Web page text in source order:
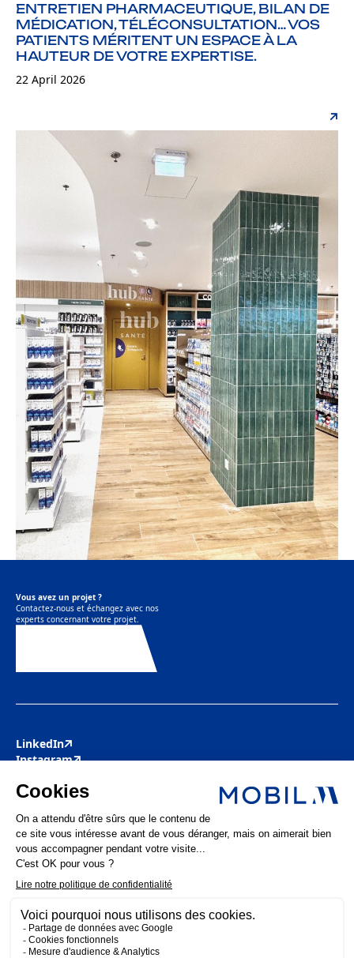
ENTRETIEN PHARMACEUTIQUE, BILAN DE
MÉDICATION, TÉLÉCONSULTATION… VOS
PATIENTS MÉRITENT UN ESPACE À LA
HAUTEUR DE VOTRE EXPERTISE.
22 April 2026
Vous avez un projet ?
Contactez-nous et échangez avec nos
experts concernant votre projet.
LinkedIn
Instagram
Facebook
Actualités